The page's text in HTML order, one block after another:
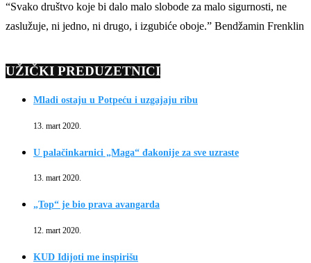
“Svako društvo koje bi dalo malo slobode za malo sigurnosti, ne
zaslužuje, ni jedno, ni drugo, i izgubiće oboje.” Bendžamin Frenklin
UŽIČKI PREDUZETNICI
Mladi ostaju u Potpeću i uzgajaju ribu
13. mart 2020.
U palačinkarnici „Maga“ đakonije za sve uzraste
13. mart 2020.
„Top“ je bio prava avangarda
12. mart 2020.
KUD Idijoti me inspirišu